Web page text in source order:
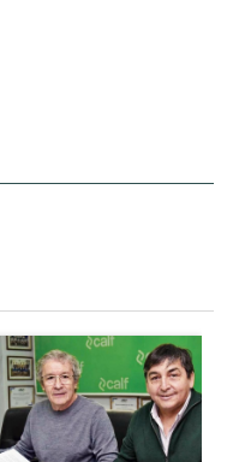
"Milei despidió a Jorge
artículo de tendencia con